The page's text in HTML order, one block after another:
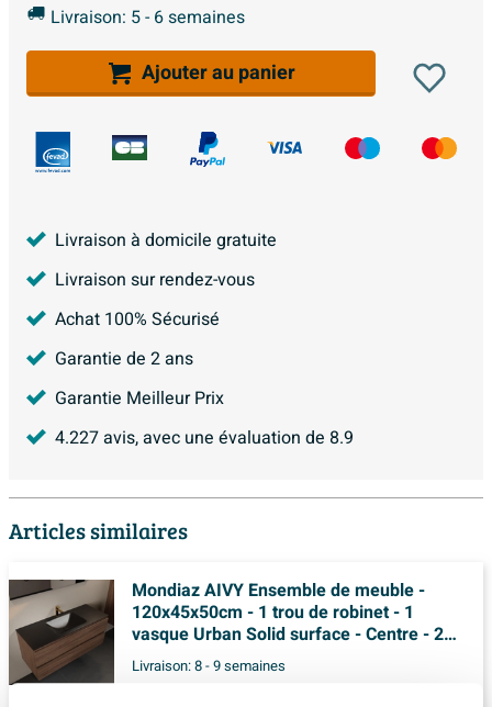
Livraison: 5 - 6 semaines
Ajouter au panier
Livraison à domicile gratuite
Livraison sur rendez-vous
Achat 100% Sécurisé
Garantie de 2 ans
Garantie Meilleur Prix
4.227avis, avec une évaluation de 8.9
Articles similaires
Mondiaz AIVY Ensemble de meuble -
120x45x50cm - 1 trou de robinet - 1
vasque Urban Solid surface - Centre - 2
tiroirs - sans miroir - Melamine Mocha
Livraison:8 - 9 semaines